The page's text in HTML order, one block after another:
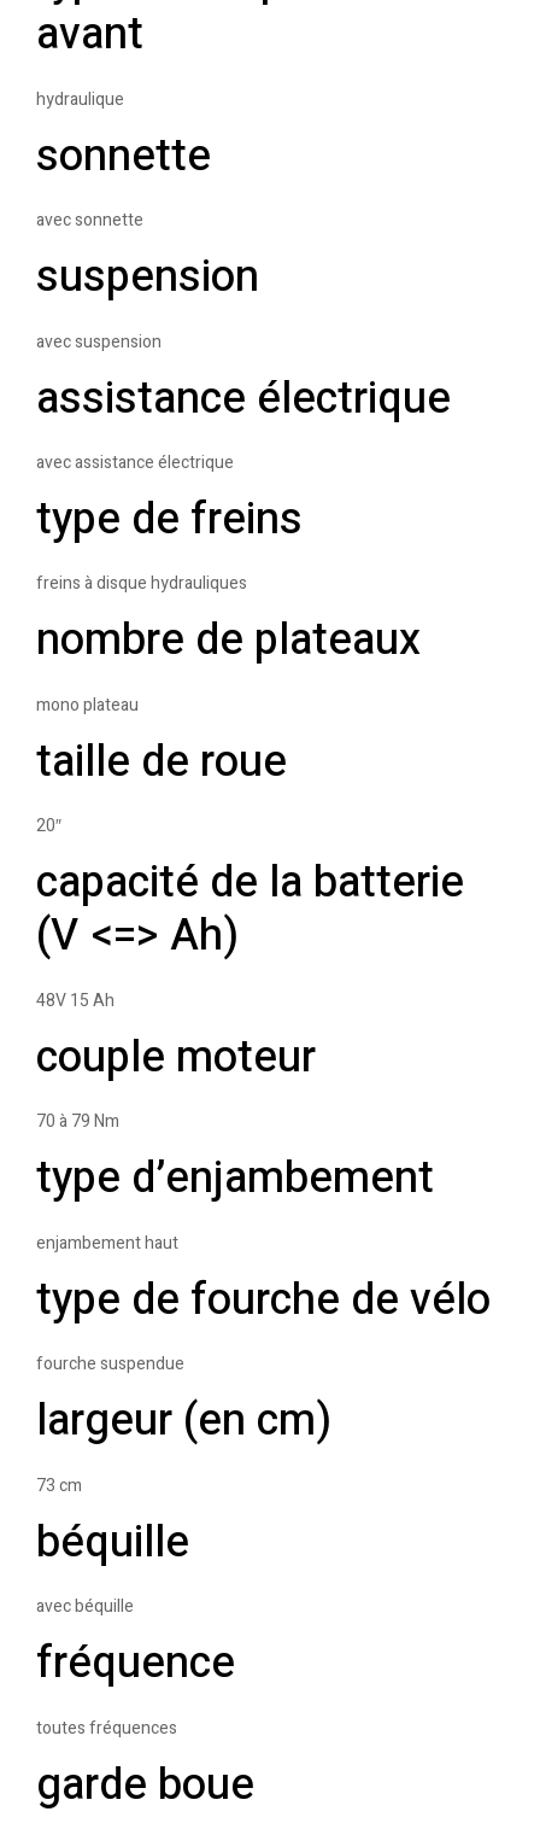
avant
hydraulique
sonnette
avec sonnette
suspension
avec suspension
assistance électrique
avec assistance électrique
type de freins
freins à disque hydrauliques
nombre de plateaux
mono plateau
taille de roue
20″
capacité de la batterie
(V <=> Ah)
48V 15 Ah
couple moteur
70 à 79 Nm
type d’enjambement
enjambement haut
type de fourche de vélo
fourche suspendue
largeur (en cm)
73 cm
béquille
avec béquille
fréquence
toutes fréquences
garde boue